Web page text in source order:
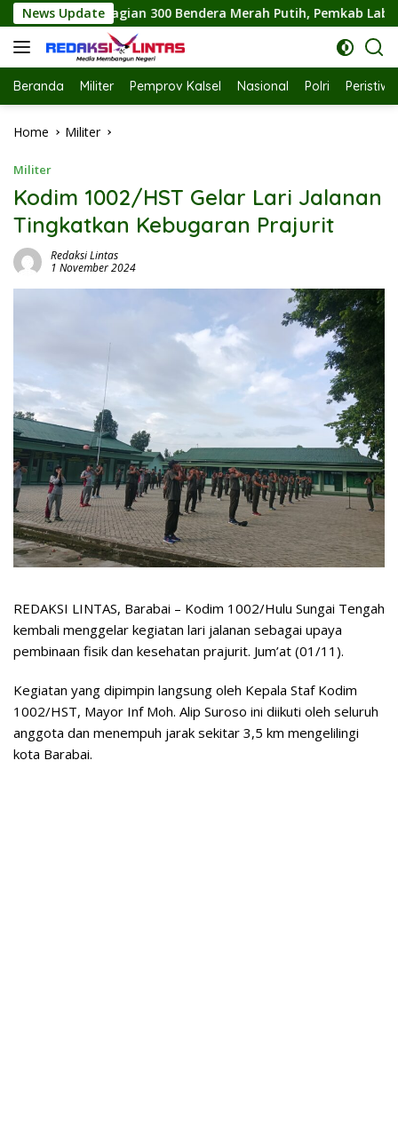
Skip
to
content
News Update
Merah Putih, Pemkab Labuhanbatu Semarakkan HUT RI
Beranda Militer Pemprov Kalsel Nasional Polri
Home Militer
Militer
Kodim 1002/HST Gelar Lari Jalanan
Tingkatkan Kebugaran Prajurit
Redaksi Lintas
1 November 2024
REDAKSI LINTAS, Barabai – Kodim 1002/Hulu Sungai Tengah
kembali menggelar kegiatan lari jalanan sebagai upaya
pembinaan fisik dan kesehatan prajurit. Jum’at (01/11).
Kegiatan yang dipimpin langsung oleh Kepala Staf Kodim
1002/HST, Mayor Inf Moh. Alip Suroso ini diikuti oleh seluruh
anggota dan menempuh jarak sekitar 3,5 km mengelilingi
kota Barabai.